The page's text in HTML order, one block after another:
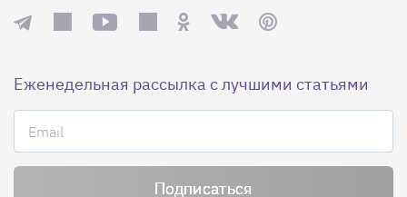
Еженедельная рассылка с лучшими статьями